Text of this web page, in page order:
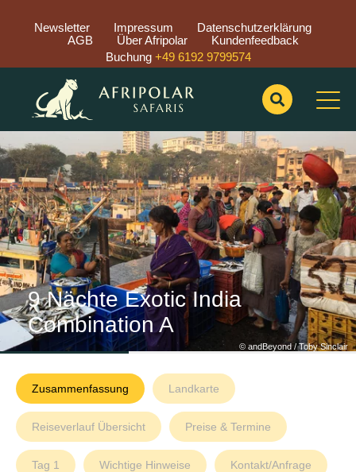
Newsletter Impressum
Datenschutzerklärung
AGB
Über Afripolar
Kundenfeedback
Buchung +49 6192 9799574
Previous
© andBeyond / Toby Sinclair
9 Nächte Exotic India
Combination A
Zusammenfassung Landkarte
Reiseverlauf Übersicht Preise & Termine
Tag 1 Wichtige Hinweise Kontakt/Anfrage